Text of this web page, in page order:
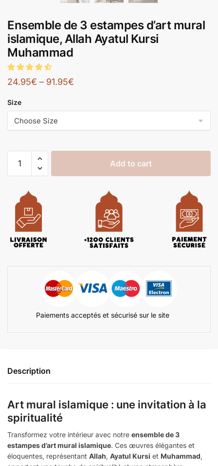
Ensemble de 3 estampes d’art mural
islamique, Allah Ayatul Kursi
Muhammad
24.95€ – 91.95€
Size
Add to cart
Paiements acceptés et sécurisé sur le site
Description
Art mural islamique : une invitation à la
spiritualité
Transformez votre intérieur avec notre ensemble de 3
estampes d’art mural islamique. Ces œuvres élégantes et
éloquentes, représentant Allah, Ayatul Kursi et Muhammad,